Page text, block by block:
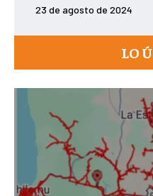
23 de agosto de 2024
LO